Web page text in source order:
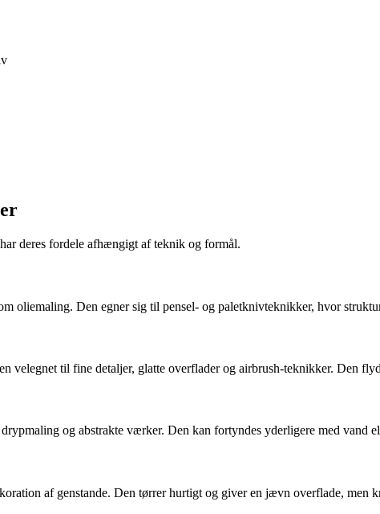
deres fordele afhængigt af teknik og formål.
oliemaling. Den egner sig til pensel- og paletknivteknikker, hvor
velegnet til fine detaljer, glatte overflader og airbrush-teknikker. Den
og abstrakte værker. Den kan fortyndes yderligere med vand
af genstande. Den tørrer hurtigt og giver en jævn overflade, men